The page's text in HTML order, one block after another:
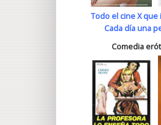
Todo el cine X
Cada día una
Comedia